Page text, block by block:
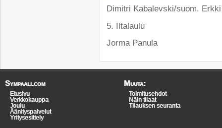
Dimitri Kabalevski/suom.
5. Iltalaulu
Jorma Panula
Sympaali.com
Etusivu
Verkkokauppa
Joulu
Äänityspalvelut
Yritysesittely
Muuta:
Toimitusehdot
Näin tilaat
Tilauksen seuranta